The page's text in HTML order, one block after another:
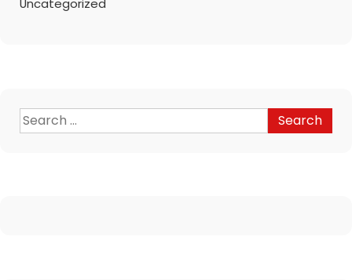
Uncategorized